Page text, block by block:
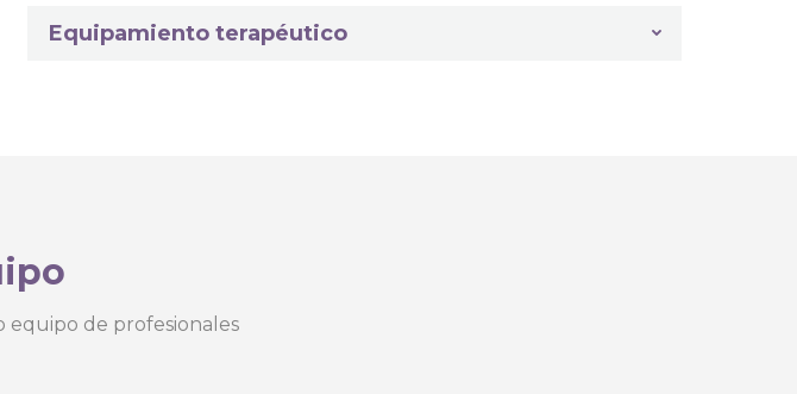
Equipamiento terapéutico
equipo de profesionales